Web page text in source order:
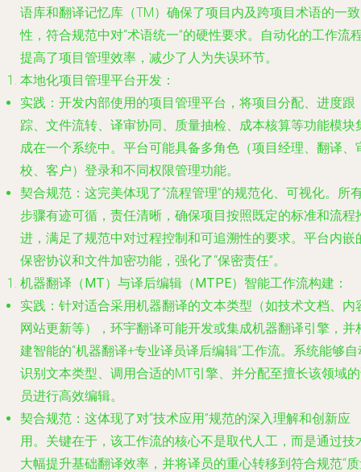
语库和翻译记忆库（TM）确保了项目内及跨项目术语的一致
性，符合规范中对“术语统一”的硬性要求。自动化的工作流
提高了项目管理效率，减少了人为失误环节。
本地化项目管理平台开发 ：
实践 ：开发内部使用的项目管理平台，将项目分配、进度跟
踪、文件流转、译审协同、质量抽检、成本核算等功能模块
成在一个系统中。平台可能具备多角色（项目经理、翻译、
校、客户）登录和不同权限管理功能。
契合规范 ：这完美体现了“流程管理”的规范化、可视化。所
步骤有迹可循，责任清晰，确保项目按照既定的标准和流程
进，满足了规范中对过程控制和可追溯性的要求。平台内嵌
保密协议和文件加密功能，强化了“保密责任”。
机器翻译（MT）与译后编辑（MTPE）智能工作流构建 ：
实践 ：针对适合采用机器翻译的文本类型（如技术文档、内
网站更新等），环宇翻译可能开发或集成机器翻译引擎，并
建智能的“机器翻译+专业译员译后编辑”工作流。系统能够自
识别文本类型、调用合适的MT引擎、并分配至擅长该领域
员进行高效编辑。
契合规范 ：这体现了对“技术应用”规范的深入理解和创新应
用。关键在于，该工作流的核心不是取代人工，而是通过技
大幅提升基础翻译效率，并将译员的重心转移到符合规范“